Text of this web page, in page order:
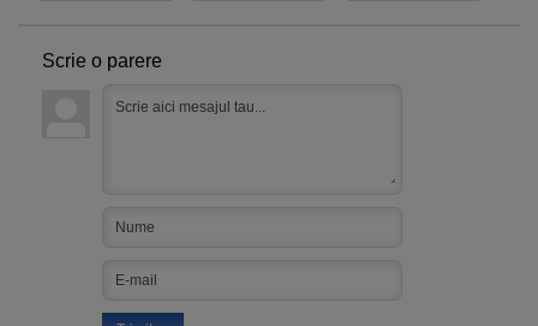
Scrie o parere